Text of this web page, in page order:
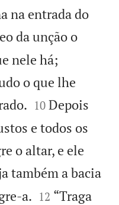
na entrada do
da unção o
nele há;
o que lhe


10 Depois
e todos os
o altar, e ele
também a bacia
a. 

12 “Traga